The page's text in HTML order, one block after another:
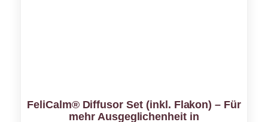
FeliCalm® Diffusor Set (inkl. Flakon) – Für
mehr Ausgeglichenheit in